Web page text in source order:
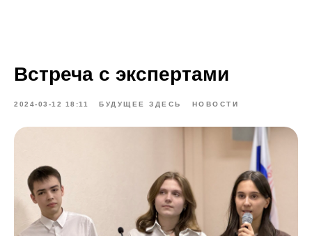
Встреча с экспертами
2024-03-12 18:11 БУДУЩЕЕ ЗДЕСЬ НОВОСТИ